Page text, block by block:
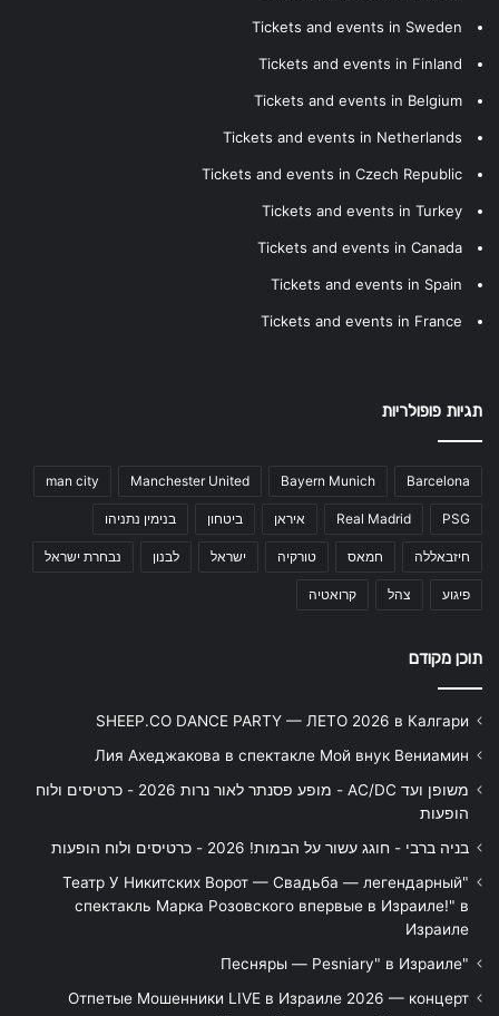
Tickets and events in Sweden
Tickets and events in Finland
Tickets and events in Belgium
Tickets and events in Netherlands
Tickets and events in Czech Republic
Tickets and events in Turkey
Tickets and events in Canada
Tickets and events in Spain
Tickets and events in France
תגיות פופולריות
Barcelona
Bayern Munich
Manchester United
man city
PSG
Real Madrid איראן ביטחון בנימין נתניהו
חיזבאללה חמאס טורקיה ישראל לבנון נבחרת ישראל
פיגוע צהל קרואטיה
תוכן מקודם
SHEEP.CO DANCE PARTY — ЛЕТО 2026 в Калгари
Лия Ахеджакова в спектакле Мой внук Вениамин
משופן ועד AC/DC - מופע פסנתר לאור נרות 2026 - כרטיסים ולוח
הופעות
בניה ברבי - חוגג עשור על הבמות! 2026 - כרטיסים ולוח הופעות
"Театр У Никитских Ворот — Свадьба — легендарный
спектакль Марка Розовского впервые в Израиле!" в
Израиле
"Песняры — Pesniary" в Израиле
Отпетые Мошенники LIVE в Израиле 2026 — концерт